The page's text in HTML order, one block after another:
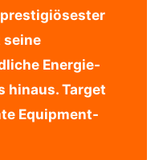
prestigiösester
seine
Energie-
hinaus. Target
Equipment-